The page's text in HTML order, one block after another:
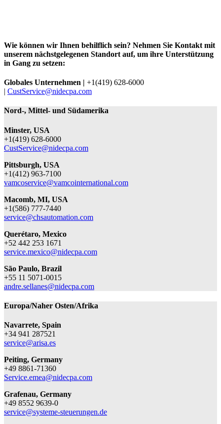
Wie können wir Ihnen behilflich sein? Nehmen Sie Kontakt mit
unserem nächstgelegenen Standort auf, um ihre Unterstützung
in Gang zu setzen:
Globales Unternehmen | +1(419) 628-6000
| CustService@nidecpa.com
Nord-, Mittel- und Südamerika
Minster, USA
+1(419) 628-6000
CustService@nidecpa.com
Pittsburgh, USA
+1(412) 963-7100
vamcoservice@vamcointernational.com
Macomb, MI, USA
+1(586) 777-7440
service@chsautomation.com
Querétaro, Mexico
+52 442 253 1671
service.mexico@nidecpa.com
São Paulo, Brazil
+55 11 5071-0015
andre.sellanes@nidecpa.com
Europa/Naher Osten/Afrika
Navarrete, Spain
+34 941 287521
service@arisa.es
Peiting, Germany
+49 8861-71360
Service.emea@nidecpa.com
Grafenau, Germany
+49 8552 9639-0
service@systeme-steuerungen.de